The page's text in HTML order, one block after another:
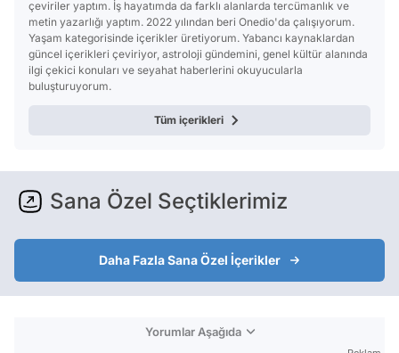
çeviriler yaptım. İş hayatımda da farklı alanlarda tercümanlık ve
metin yazarlığı yaptım. 2022 yılından beri Onedio'da çalışıyorum.
Yaşam kategorisinde içerikler üretiyorum. Yabancı kaynaklardan
güncel içerikleri çeviriyor, astroloji gündemini, genel kültür alanında
ilgi çekici konuları ve seyahat haberlerini okuyucularla
buluşturuyorum.
Tüm içerikleri
Sana Özel Seçtiklerimiz
Daha Fazla Sana Özel İçerikler
Yorumlar Aşağıda